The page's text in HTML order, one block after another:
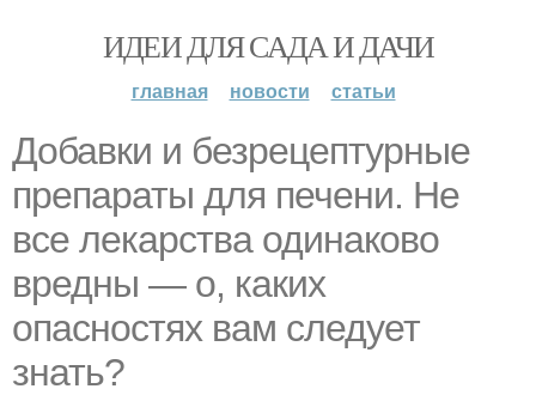
ИДЕИ ДЛЯ САДА И ДАЧИ
главная новости статьи
Добавки и безрецептурные
препараты для печени. Не
все лекарства одинаково
вредны — о, каких
опасностях вам следует
знать?